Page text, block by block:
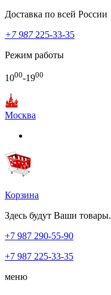
Доставка по всей России
+7 987225-33-35
Режим работы
1000-1900
Москва
Корзина
Здесь будут Ваши товары.
+7 987 290-55-90
+7 987 225-33-35
меню